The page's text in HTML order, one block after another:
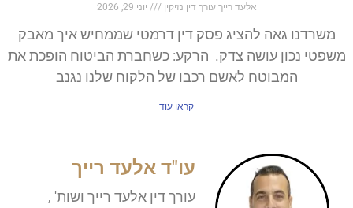
אלעד רייך עורך דין נזיקין יוני 29, 2026
משרדנו גאה להציג פסק דין דרמטי שממחיש איך מאבק
משפטי נכון עושה צדק. הרקע: כשחברת הביטוח הופכת את
המבוטח לאשם רכבו של הלקוח שלנו נגנב
קראו עוד
עו"ד אלעד רייך
עורך דין אלעד רייך ושות' ,